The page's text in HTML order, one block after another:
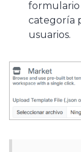
formulario
categoría
usuarios.